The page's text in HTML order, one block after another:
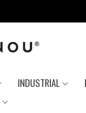
INDUSTRIAL